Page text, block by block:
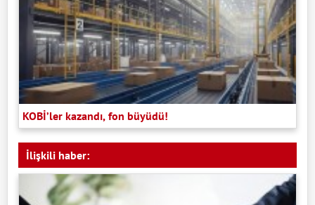
KOBİ’ler kazandı, fon büyüdü!
İlişkili haber: